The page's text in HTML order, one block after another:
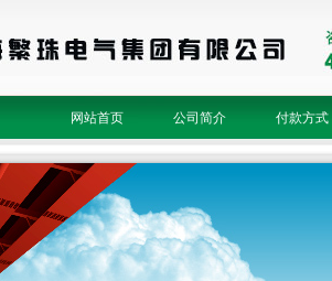
网站首页 公司简介 付款方式